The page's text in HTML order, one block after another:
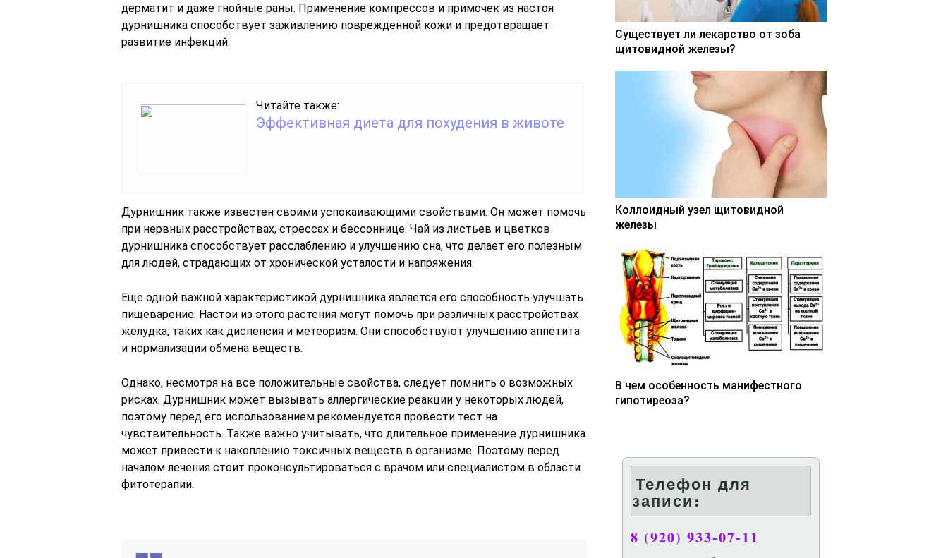
дерматит и даже гнойные раны. Применение компрессов и примочек из настоя
дурнишника способствует заживлению поврежденной кожи и предотвращает
развитие инфекций.
Читайте также:
Эффективная диета для похудения в животе
Дурнишник также известен своими успокаивающими свойствами. Он может помочь
при нервных расстройствах, стрессах и бессоннице. Чай из листьев и цветков
дурнишника способствует расслаблению и улучшению сна, что делает его полезным
для людей, страдающих от хронической усталости и напряжения.
Еще одной важной характеристикой дурнишника является его способность улучшать
пищеварение. Настои из этого растения могут помочь при различных расстройствах
желудка, таких как диспепсия и метеоризм. Они способствуют улучшению аппетита
и нормализации обмена веществ.
Однако, несмотря на все положительные свойства, следует помнить о возможных
рисках. Дурнишник может вызывать аллергические реакции у некоторых людей,
поэтому перед его использованием рекомендуется провести тест на
чувствительность. Также важно учитывать, что длительное применение дурнишника
может привести к накоплению токсичных веществ в организме. Поэтому перед
началом лечения стоит проконсультироваться с врачом или специалистом в области
фитотерапии.
Существует ли лекарство от зоба
щитовидной железы?
Коллоидный узел щитовидной
железы
В чем особенность манифестного
гипотиреоза?
Телефон для
записи:
8 (920) 933-07-11